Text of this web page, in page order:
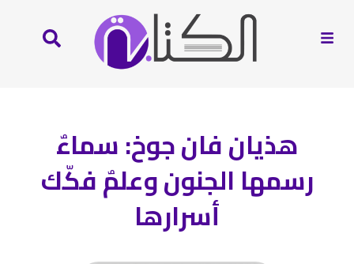
هذيان فان جوخ: سماءٌ
رسمها الجنون وعلمٌ فكّك
أسرارها